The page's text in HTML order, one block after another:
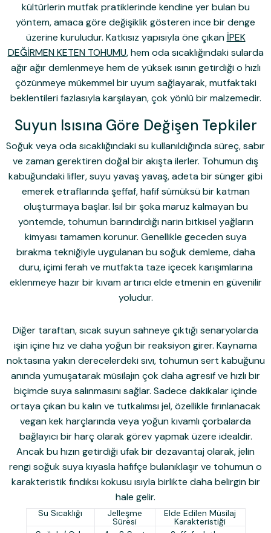
kültürlerin mutfak pratiklerinde kendine yer bulan bu
yöntem, amaca göre değişiklik gösteren ince bir denge
üzerine kuruludur. Katkısız yapısıyla öne çıkan İPEK
DEĞİRMEN KETEN TOHUMU, hem oda sıcaklığındaki sularda
ağır ağır demlenmeye hem de yüksek ısının getirdiği o hızlı
çözünmeye mükemmel bir uyum sağlayarak, mutfaktaki
beklentileri fazlasıyla karşılayan, çok yönlü bir malzemedir.
Suyun Isısına Göre Değişen Tepkiler
Soğuk veya oda sıcaklığındaki su kullanıldığında süreç, sabır
ve zaman gerektiren doğal bir akışta ilerler. Tohumun dış
kabuğundaki lifler, suyu yavaş yavaş, adeta bir sünger gibi
emerek etraflarında şeffaf, hafif sümüksü bir katman
oluşturmaya başlar. Isıl bir şoka maruz kalmayan bu
yöntemde, tohumun barındırdığı narin bitkisel yağların
kimyası tamamen korunur. Genellikle geceden suya
bırakma tekniğiyle uygulanan bu soğuk demleme, daha
duru, içimi ferah ve mutfakta taze içecek karışımlarına
eklenmeye hazır bir kıvam artırıcı elde etmenin en güvenilir
yoludur.
Diğer taraftan, sıcak suyun sahneye çıktığı senaryolarda
işin içine hız ve daha yoğun bir reaksiyon girer. Kaynama
noktasına yakın derecelerdeki sıvı, tohumun sert kabuğunu
anında yumuşatarak müsilajın çok daha agresif ve hızlı bir
biçimde suya salınmasını sağlar. Sadece dakikalar içinde
ortaya çıkan bu kalın ve tutkalımsı jel, özellikle fırınlanacak
vegan kek harçlarında veya yoğun kıvamlı çorbalarda
bağlayıcı bir harç olarak görev yapmak üzere idealdir.
Ancak bu hızın getirdiği ufak bir dezavantaj olarak, jelin
rengi soğuk suya kıyasla hafifçe bulanıklaşır ve tohumun o
karakteristik fındıksı kokusu ısıyla birlikte daha belirgin bir
hale gelir.
Su Sıcaklığı Jelleşme
Süresi
Elde Edilen Müsilaj
Karakteristiği